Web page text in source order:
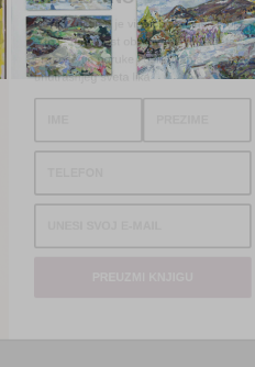
– to je umetnost oblikovanja
prenošenja poruke i
unutrašnjeg sveta lika